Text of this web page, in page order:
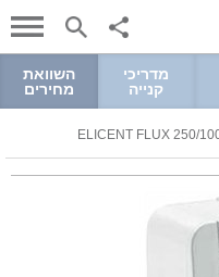
מדריכי
קנייה
השוואת
מחירים